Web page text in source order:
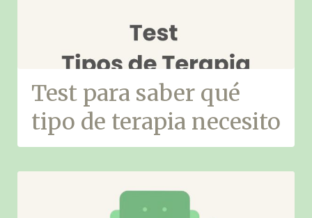
Test para saber qué
tipo de terapia necesito